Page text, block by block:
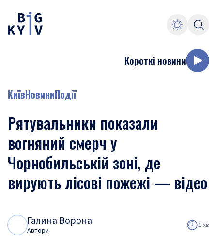
Короткі новини
КиївНовиниПодії
Рятувальники показали
вогняний смерч у
Чорнобильській зоні, де
вирують лісові пожежі — відео
Галина Ворона
Автори
1 хв